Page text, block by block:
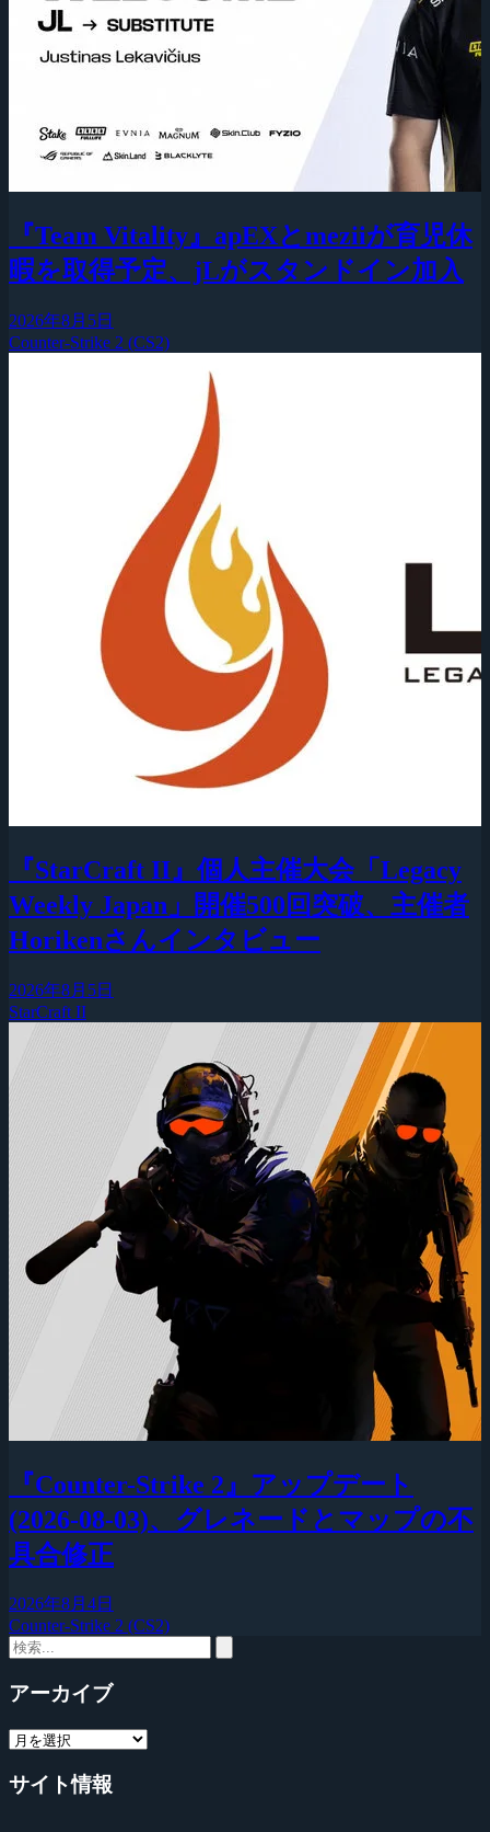
『Team Vitality』apEXとmeziiが育児休
暇を取得予定、jLがスタンドイン加入
2026年8月5日
Counter-Strike 2 (CS2)
『StarCraft II』個人主催大会「Legacy
Weekly Japan」開催500回突破、主催者
Horikenさんインタビュー
2026年8月5日
StarCraft II
『Counter-Strike 2』アップデート
(2026-08-03)、グレネードとマップの不
具合修正
2026年8月4日
Counter-Strike 2 (CS2)
アーカイブ
サイト情報